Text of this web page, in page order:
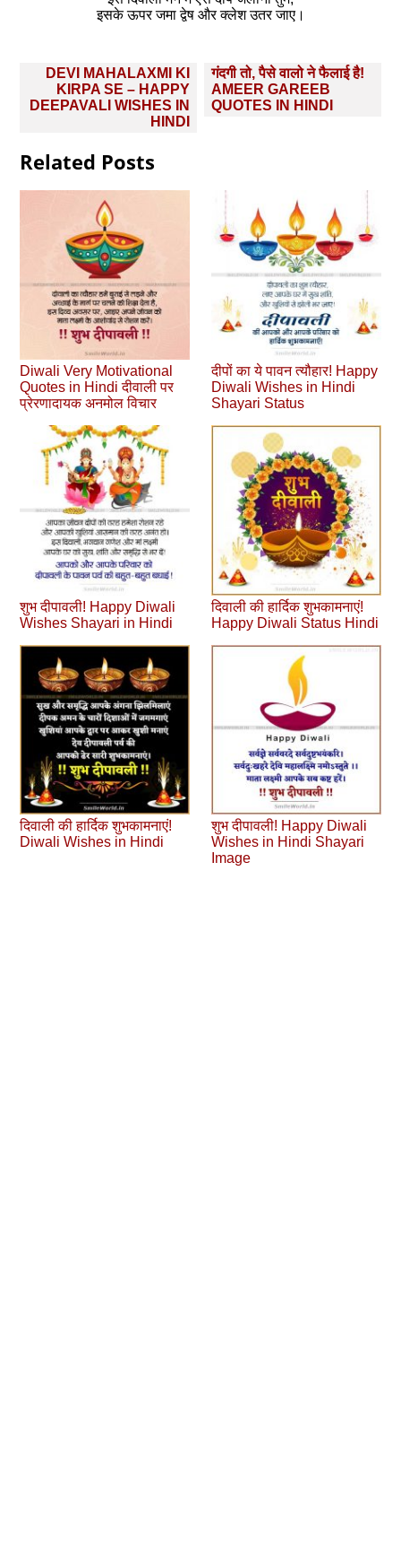
इसके ऊपर जमा द्वेष और क्लेश उतर जाए।
Post
navigation
DEVI MAHALAXMI KI
KIRPA SE – HAPPY
DEEPAVALI WISHES IN
HINDI
गंदगी तो, पैसे वालो ने फैलाई है!
AMEER GAREEB
QUOTES IN HINDI
Related Posts
Diwali Very Motivational
Quotes in Hindi दीवाली पर
प्रेरणादायक अनमोल विचार
दीपों का ये पावन त्यौहार! Happy
Diwali Wishes in Hindi
Shayari Status
शुभ दीपावली! Happy Diwali
Wishes Shayari in Hindi
दिवाली की हार्दिक शुभकामनाएं!
Happy Diwali Status Hindi
दिवाली की हार्दिक शुभकामनाएं!
Diwali Wishes in Hindi
शुभ दीपावली! Happy Diwali
Wishes in Hindi Shayari
Image